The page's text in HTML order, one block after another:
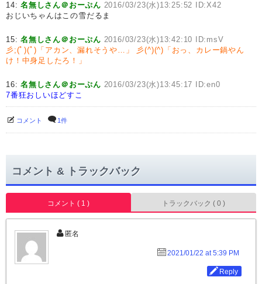
14:名無しさん＠おーぷん 2016/03/23(水)13:25:52 ID:X42
おじいちゃんはこの雪だるま
15:名無しさん＠おーぷん 2016/03/23(水)13:42:10 ID:msV
彡;(ﾟ)(ﾟ)「アカン、漏れそうや…」
彡(^)(^)「おっ、カレー鍋やん
け！中身足したろ！」
16:名無しさん＠おーぷん 2016/03/23(水)13:45:17 ID:en0
7番狂おしいほどすこ
コメント 1件
コメント & トラックバック
コメント ( 1 ) トラックバック ( 0 )
匿名
2021/01/22 at 5:39 PM
Reply